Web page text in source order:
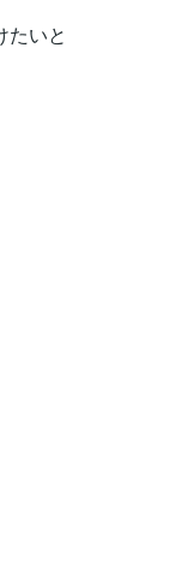
たいと